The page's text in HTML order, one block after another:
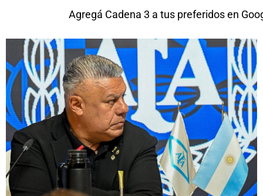
Agregá Cadena 3 a tus preferidos en